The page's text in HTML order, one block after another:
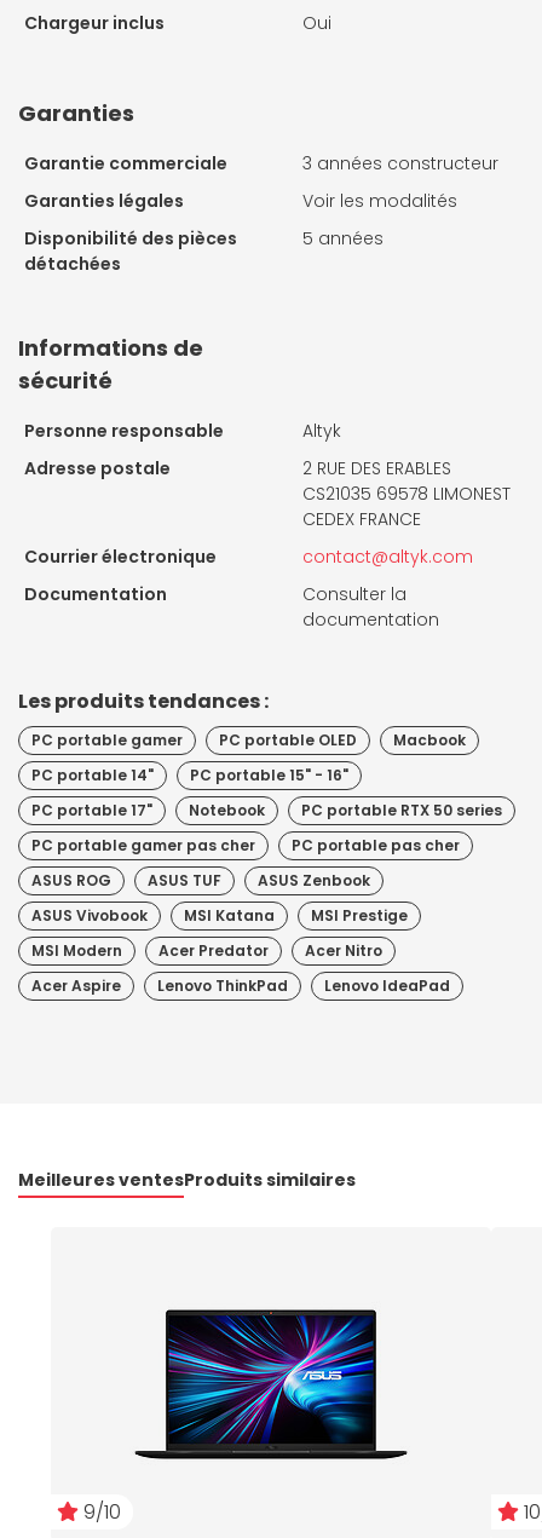
Chargeur inclus Oui
Garanties
Garantie commerciale
3 années constructeur
Garanties légales
Voir les modalités
Disponibilité des pièces
détachées
5 années
Informations de
sécurité
Personne responsable
Altyk
Adresse postale
2 RUE DES ERABLES
CS21035 69578 LIMONEST
CEDEX FRANCE
Courrier électronique
contact@altyk.com
Documentation
Consulter la
documentation
Les produits tendances :
PC portable gamer PC portable OLED
Macbook
PC portable 14"
PC portable 15" - 16"
PC portable 17"
Notebook
PC portable RTX 50 series
PC portable gamer pas cher
PC portable pas cher
ASUS ROG
ASUS TUF
ASUS Zenbook
ASUS Vivobook
MSI Katana
MSI Prestige
MSI Modern
Acer Predator
Acer Nitro
Acer Aspire
Lenovo ThinkPad Lenovo IdeaPad
Meilleures ventesProduits similaires
9/10